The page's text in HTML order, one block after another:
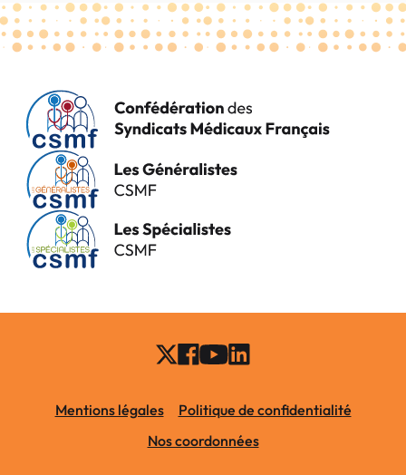
Mentions légales
Politique de confidentialité
Nos coordonnées